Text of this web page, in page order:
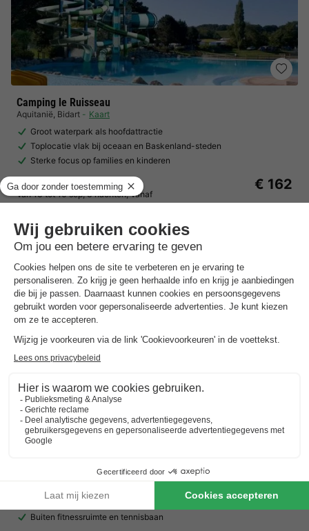
Camping le Ruisseau
Aquitanië, Bidart
Kaart
Groot waterpark als hoofdattractie
Toplocatie vlak bij oceaan en Baskenland-steden
Sterke focus op families en kinderen
Stacaravan 5 personen
Van 13 tot 16 sep, 3 nachten, Vanaf
€ 162
Bekijk alle accommodaties (2)
Camping RCN Les Collines de Castellane ★★★★
Provence-alpes-côte D'azur
Avonturenpark met professionele gids
Buiten fitnessruimte en tennisbaan